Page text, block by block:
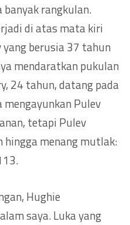
rangkulan.
di atas mata kiri
yang berusia 37 tahun
mendaratkan pukulan
24 tahun, datang pada
mengayunkan Pulev
tetapi Pulev
menang mutlak:
Hughie
saya. Luka yang